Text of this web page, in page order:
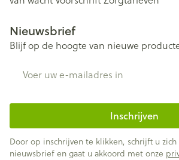
Nieuwsbrief
Blijf op de hoogte van nieuwe
Inschrijven
Door op inschrijven te klikken, schrijft u zich
nieuwsbrief en gaat u akkoord met onze